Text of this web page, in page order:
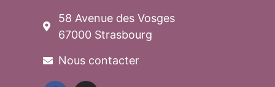
58 Avenue des Vosges
67000 Strasbourg
Nous contacter